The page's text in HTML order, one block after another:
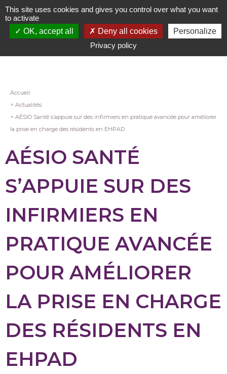
Aller
au
contenu
Fil
d'Ariane
Accueil
Actualités
AÉSIO Santé s’appuie sur des infirmiers en pratique avancée pour améliorer
la prise en charge des résidents en EHPAD
AÉSIO SANTÉ
S’APPUIE SUR DES
INFIRMIERS EN
PRATIQUE AVANCÉE
POUR AMÉLIORER
LA PRISE EN CHARGE
DES RÉSIDENTS EN
EHPAD
This site uses cookies and gives you control over what you want
to activate
OK, accept all
Deny all cookies
Personalize
Privacy policy